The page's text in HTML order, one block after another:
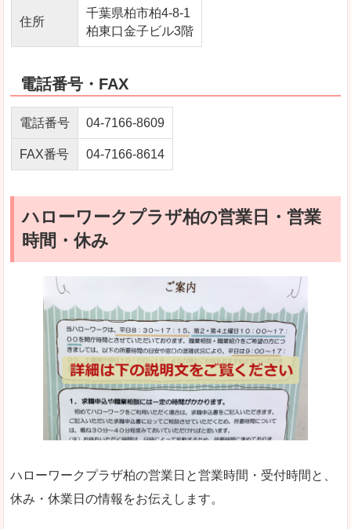
住所
千葉県柏市柏4-8-1
柏東口金子ビル3階
電話番号・FAX
電話番号 04-7166-8609
FAX番号 04-7166-8614
ハローワークプラザ柏の営業日・営業
時間・休み
ハローワークプラザ柏の営業日と営業時間・受付時間と、
休み・休業日の情報をお伝えします。